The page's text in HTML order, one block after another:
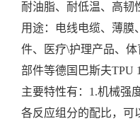
耐油脂、耐低温、高韧
用途：电线电缆、薄膜
件、医疗\护理产品、
部件等德国巴斯夫TPU
主要特性有： 1.机械强
各反应组分的配比，可